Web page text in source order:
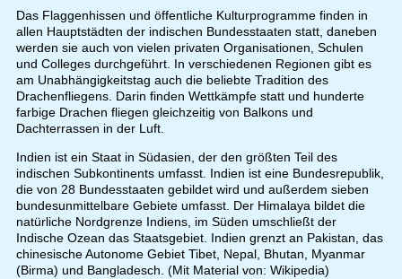
Das Flaggenhissen und öffentliche Kulturprogramme finden in
allen Hauptstädten der indischen Bundesstaaten statt, daneben
werden sie auch von vielen privaten Organisationen, Schulen
und Colleges durchgeführt. In verschiedenen Regionen gibt es
am Unabhängigkeitstag auch die beliebte Tradition des
Drachenfliegens. Darin finden Wettkämpfe statt und hunderte
farbige Drachen fliegen gleichzeitig von Balkons und
Dachterrassen in der Luft.
Indien ist ein Staat in Südasien, der den größten Teil des
indischen Subkontinents umfasst. Indien ist eine Bundesrepublik,
die von 28 Bundesstaaten gebildet wird und außerdem sieben
bundesunmittelbare Gebiete umfasst. Der Himalaya bildet die
natürliche Nordgrenze Indiens, im Süden umschließt der
Indische Ozean das Staatsgebiet. Indien grenzt an Pakistan, das
chinesische Autonome Gebiet Tibet, Nepal, Bhutan, Myanmar
(Birma) und Bangladesch. (Mit Material von: Wikipedia)